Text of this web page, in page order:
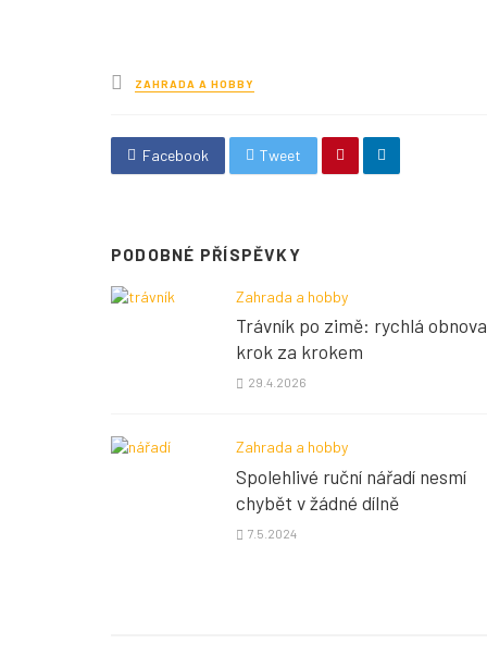
Posted
in
ZAHRADA A HOBBY
Facebook Tweet
PODOBNÉ PŘÍSPĚVKY
Zahrada a hobby
Trávník po zimě: rychlá obnova
krok za krokem
29.4.2026
Zahrada a hobby
Spolehlivé ruční nářadí nesmí
chybět v žádné dílně
7.5.2024